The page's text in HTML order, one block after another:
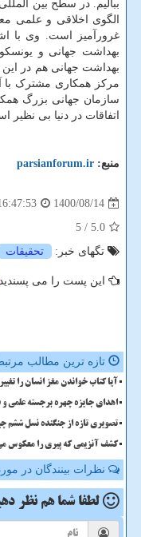
ببالیم. در سطح بین
الگوی اخلاقی و علمی
غرورآمیز است. وی با
بهداشت جهانی و
بهداشت جهانی هم در این
مرکز همکاری مشترک با
سازمان جهانی بزرگ
اتفاقات در دنیا بی نظیر
منبع: parsianforum.ir
1400/08/14
5.0
/ 5
تگهای خبر:
تحقیقات
این پست را می
تازه ترین مطالب
آیا کتاب خواندن مغز انسان را
اهدای جایزه چهره برجسته علمی و
تصویری تازه از جنگنده نسل ششم
کشف آنزیمی که پیری را معکوس
نظرات بینندگان در
لطفا شما هم نظر